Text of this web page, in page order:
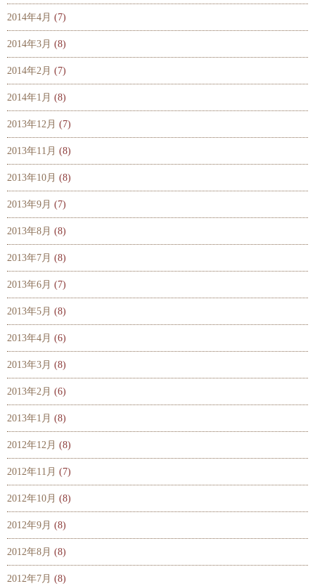
2014年4月 (7)
2014年3月 (8)
2014年2月 (7)
2014年1月 (8)
2013年12月 (7)
2013年11月 (8)
2013年10月 (8)
2013年9月 (7)
2013年8月 (8)
2013年7月 (8)
2013年6月 (7)
2013年5月 (8)
2013年4月 (6)
2013年3月 (8)
2013年2月 (6)
2013年1月 (8)
2012年12月 (8)
2012年11月 (7)
2012年10月 (8)
2012年9月 (8)
2012年8月 (8)
2012年7月 (8)